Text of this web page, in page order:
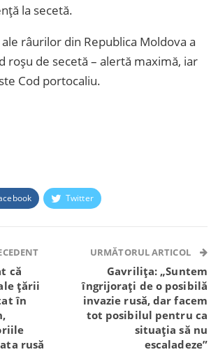
la secetă.
râurilor din Republica Moldova a
roșu de secetă – alertă maximă, iar
Cod portocaliu.
Twitter
WhatsApp Viber
că
țării
în
rusă
URMĂTORUL ARTICOL
Gavrilița: „Suntem
îngrijorați de o posibilă
invazie rusă, dar facem
tot posibilul pentru ca
situația să nu
escaladeze”